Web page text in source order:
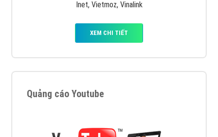
Inet, Vietmoz, Vinalink
XEM CHI TIẾT
Quảng cáo Youtube